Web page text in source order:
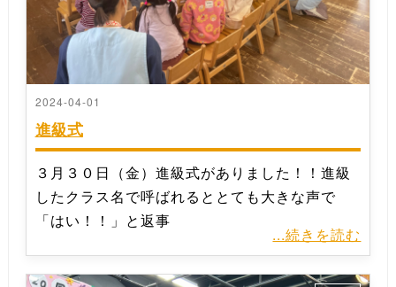
2024-04-01
進級式
３月３０日（金）進級式がありました！！進級
したクラス名で呼ばれるととても大きな声で
「はい！！」と返事
...続きを読む